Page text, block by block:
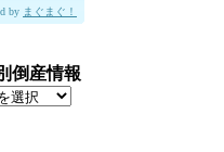
by まぐまぐ！
倒産情報